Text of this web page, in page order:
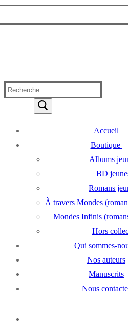
Rechercher
Accueil
Boutique
Albums
BD
Romans
À travers Mondes
Mondes Infinis
Hors
Qui sommes-
Nos auteurs
Manuscrits
Nous